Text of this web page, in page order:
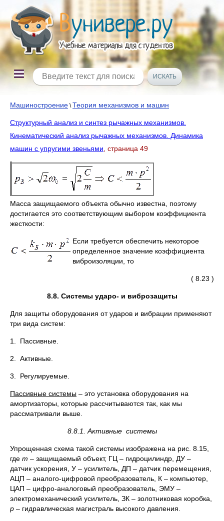
Машиностроение \Теория механизмов и машин
Структурный анализ и синтез рычажных механизмов.
Кинематический анализ рычажных механизмов. Динамика
машин с упругими звеньями , страница 49
Масса защищаемого объекта обычно известна, поэтому
достигается это соответствующим выбором коэффициента
жесткости:
Если требуется обеспечить некоторое
определенное значение коэффициента
виброизоляции, то
( 8.23 )
8.8. Системы ударо- и виброзащиты
Для защиты оборудования от ударов и вибрации применяют
три вида систем:
1. Пассивные.
2. Активные.
3. Регулируемые.
Пассивные системы – это установка оборудования на
амортизаторы, которые рассчитываются так, как мы
рассматривали выше.
8.8.1. Активные системы
Упрощенная схема такой системы изображена на рис. 8.15,
где m – защищаемый объект, ГЦ – гидроцилиндр, ДУ –
датчик ускорения, У – усилитель, ДП – датчик перемещения,
АЦП – аналого-цифровой преобразователь, К – компьютер,
ЦАП – цифро-аналоговый преобразователь, ЭМУ –
электромеханический усилитель, ЗК – золотниковая коробка,
p – гидравлическая магистраль высокого давления.